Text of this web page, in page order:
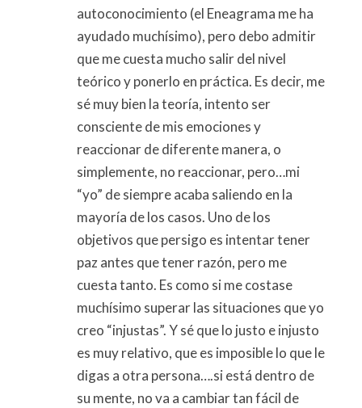
autoconocimiento (el Eneagrama me ha
ayudado muchísimo), pero debo admitir
que me cuesta mucho salir del nivel
teórico y ponerlo en práctica. Es decir, me
sé muy bien la teoría, intento ser
consciente de mis emociones y
reaccionar de diferente manera, o
simplemente, no reaccionar, pero…mi
“yo” de siempre acaba saliendo en la
mayoría de los casos. Uno de los
objetivos que persigo es intentar tener
paz antes que tener razón, pero me
cuesta tanto. Es como si me costase
muchísimo superar las situaciones que yo
creo “injustas”. Y sé que lo justo e injusto
es muy relativo, que es imposible lo que le
digas a otra persona….si está dentro de
su mente, no va a cambiar tan fácil de